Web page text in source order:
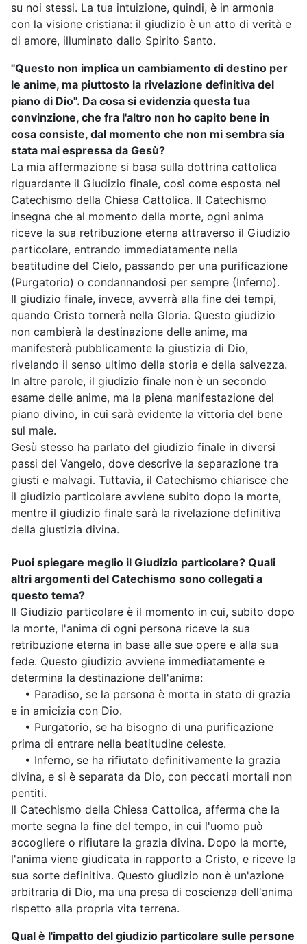
su noi stessi. La tua intuizione, quindi, è in armonia
con la visione cristiana: il giudizio è un atto di verità e
di amore, illuminato dallo Spirito Santo.
"Questo non implica un cambiamento di destino per
le anime, ma piuttosto la rivelazione definitiva del
piano di Dio". Da cosa si evidenzia questa tua
convinzione, che fra l'altro non ho capito bene in
cosa consiste, dal momento che non mi sembra sia
stata mai espressa da Gesù?
La mia affermazione si basa sulla dottrina cattolica
riguardante il Giudizio finale, così come esposta nel
Catechismo della Chiesa Cattolica. Il Catechismo
insegna che al momento della morte, ogni anima
riceve la sua retribuzione eterna attraverso il Giudizio
particolare, entrando immediatamente nella
beatitudine del Cielo, passando per una purificazione
(Purgatorio) o condannandosi per sempre (Inferno).
Il giudizio finale, invece, avverrà alla fine dei tempi,
quando Cristo tornerà nella Gloria. Questo giudizio
non cambierà la destinazione delle anime, ma
manifesterà pubblicamente la giustizia di Dio,
rivelando il senso ultimo della storia e della salvezza.
In altre parole, il giudizio finale non è un secondo
esame delle anime, ma la piena manifestazione del
piano divino, in cui sarà evidente la vittoria del bene
sul male.
Gesù stesso ha parlato del giudizio finale in diversi
passi del Vangelo, dove descrive la separazione tra
giusti e malvagi. Tuttavia, il Catechismo chiarisce che
il giudizio particolare avviene subito dopo la morte,
mentre il giudizio finale sarà la rivelazione definitiva
della giustizia divina.
Puoi spiegare meglio il Giudizio particolare? Quali
altri argomenti del Catechismo sono collegati a
questo tema?
Il Giudizio particolare è il momento in cui, subito dopo
la morte, l'anima di ogni persona riceve la sua
retribuzione eterna in base alle sue opere e alla sua
fede. Questo giudizio avviene immediatamente e
determina la destinazione dell'anima:
• Paradiso, se la persona è morta in stato di grazia
e in amicizia con Dio.
• Purgatorio, se ha bisogno di una purificazione
prima di entrare nella beatitudine celeste.
• Inferno, se ha rifiutato definitivamente la grazia
divina, e si è separata da Dio, con peccati mortali non
pentiti.
Il Catechismo della Chiesa Cattolica, afferma che la
morte segna la fine del tempo, in cui l'uomo può
accogliere o rifiutare la grazia divina. Dopo la morte,
l'anima viene giudicata in rapporto a Cristo, e riceve la
sua sorte definitiva. Questo giudizio non è un'azione
arbitraria di Dio, ma una presa di coscienza dell'anima
rispetto alla propria vita terrena.
Qual è l'impatto del giudizio particolare sulle persone